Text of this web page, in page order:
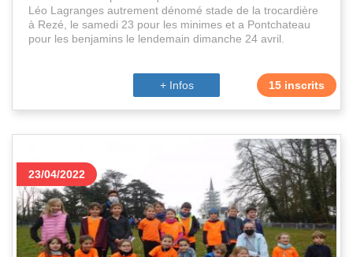
Léo Lagranges autrement dénomé stade de la trocardière
à Rezé, le samedi 23 pour les minimes et a Pontchateau
pour les benjamins le lendemain dimanche 24 avril.
+ Infos 15 inscrits
23/04/2022